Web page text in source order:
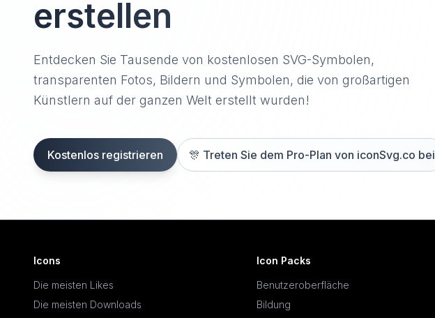
erstellen
Entdecken Sie Tausende von kostenlosen SVG-Symbolen,
transparenten Fotos, Bildern und Symbolen, die von großartigen
Künstlern auf der ganzen Welt erstellt wurden!
Kostenlos registrieren 🎊 Treten Sie dem Pro-Plan von iconSvg.co bei
Icons
Die meisten Likes
Die meisten Downloads
Icon Packs
Benutzeroberfläche
Bildung